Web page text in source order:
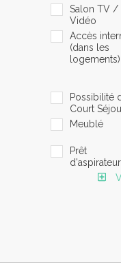
Salon TV /
Vidéo
Accès
(dans les
logements)
Possibilité
Court
Meublé
Prêt